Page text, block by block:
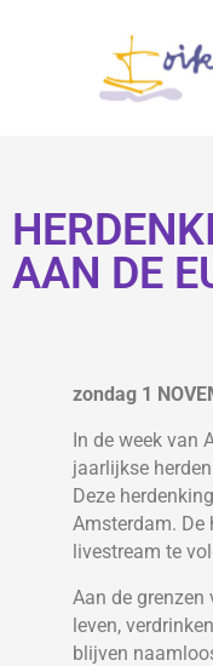
AAN DE
zondag 1
In de week van
jaarlijkse
Deze
Amsterdam. De
livestream te
Aan de grenzen
leven,
blijven